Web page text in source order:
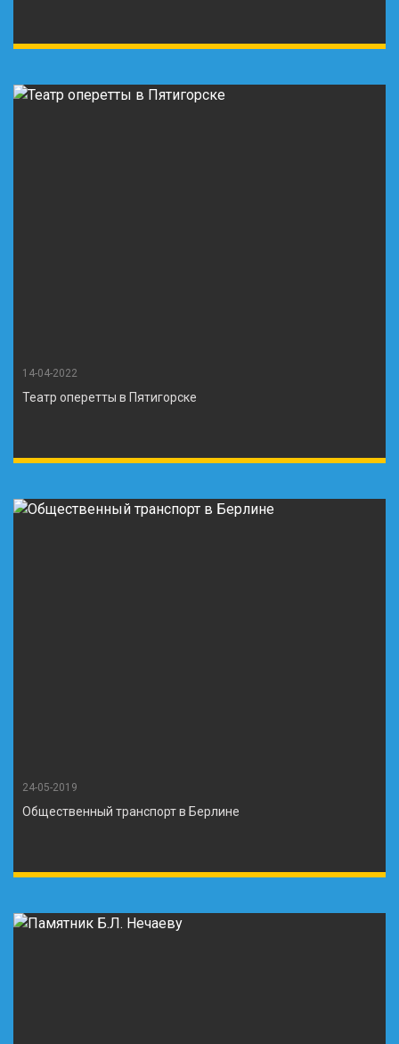
14-04-2022
Театр оперетты в Пятигорске
24-05-2019
Общественный транспорт в Берлине